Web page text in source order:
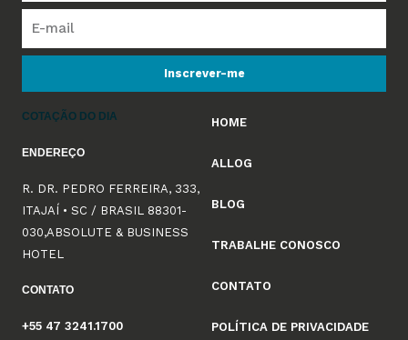
Inscrever-me
COTAÇÃO DO DIA
ENDEREÇO
R. DR. PEDRO FERREIRA, 333,
ITAJAÍ • SC / BRASIL 88301-
030,ABSOLUTE & BUSINESS
HOTEL
CONTATO
+55 47 3241.1700
HOME
ALLOG
BLOG
TRABALHE CONOSCO
CONTATO
POLÍTICA DE PRIVACIDADE